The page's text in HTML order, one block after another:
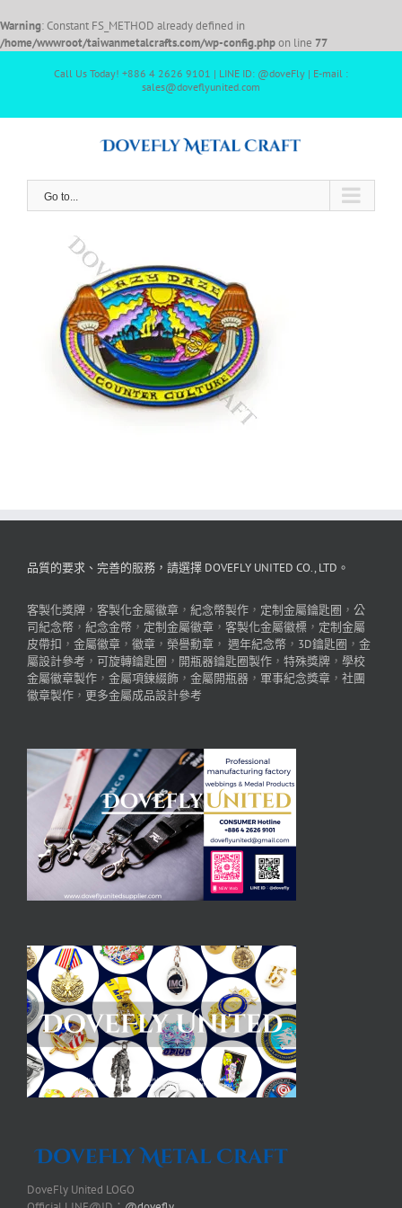
Warning: Constant FS_METHOD already defined in
/home/wwwroot/taiwanmetalcrafts.com/wp-config.phpon line 77
Call Us Today! +886 4 2626 9101 | LINE ID: @doveFly | E-mail :
sales@doveflyunited.com
Go to...
品質的要求、完善的服務，請選擇 DOVEFLY UNITED CO., LTD。
客製化獎牌 ， 客製化金屬徽章 ， 紀念幣製作 ， 定制金屬鑰匙圈 ， 公
司紀念幣 ， 紀念金幣 ， 定制金屬徽章 ， 客製化金屬徽標 ， 定制金屬
皮帶扣 ， 金屬徽章 ， 徽章 ， 榮譽勳章 ， 週年紀念幣 ， 3D鑰匙圈 ， 金
屬設計參考 ， 可旋轉鑰匙圈 ， 開瓶器鑰匙圈製作 ， 特殊獎牌 ， 學校
金屬徽章製作 ， 金屬項鍊綴飾 ， 金屬開瓶器 ， 軍事紀念獎章 ， 社團
徽章製作 ， 更多金屬成品設計參考
DoveFly United LOGO